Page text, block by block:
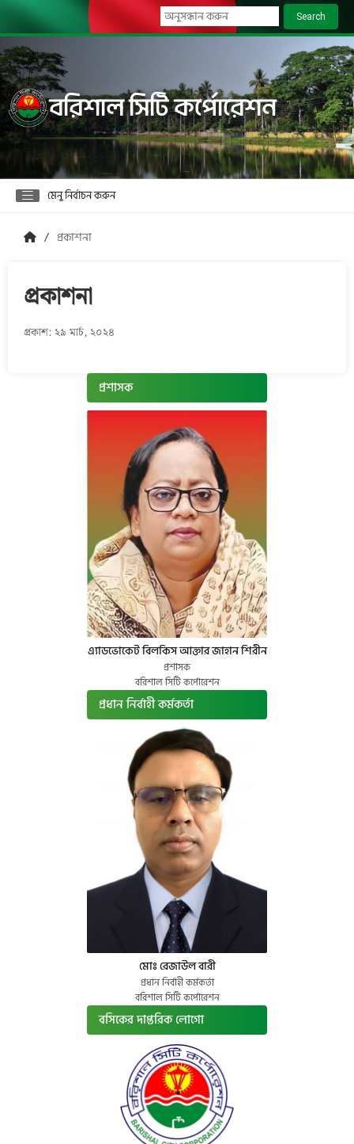
Search
বরিশাল সিটি কর্পোরেশন
মেনু নির্বাচন করুন
প্রকাশনা
প্রকাশনা
প্রকাশ: ২৯ মার্চ, ২০২৪
প্রশাসক
এ্যাডভোকেট বিলকিস আক্তার জাহান শিরীন
প্রশাসক
বরিশাল সিটি কর্পোরেশন
প্রধান নির্বাহী কর্মকর্তা
মোঃ রেজাউল বারী
প্রধান নির্বাহী কর্মকর্তা
বরিশাল সিটি কর্পোরেশন
বসিকের দাপ্তরিক লোগো